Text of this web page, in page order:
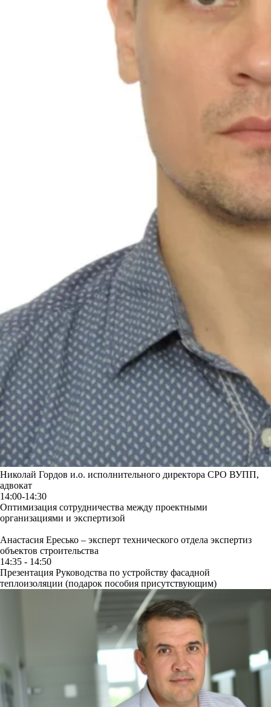
Николай Гордов и.о. исполнительного директора СРО ВУПП,
адвокат
14:00-14:30
Оптимизация сотрудничества между проектными
организациями и экспертизой
Анастасия Ересько – эксперт технического отдела экспертиз
объектов строительства
14:35 - 14:50
Презентация Руководства по устройству фасадной
теплоизоляции (подарок пособия присутствующим)